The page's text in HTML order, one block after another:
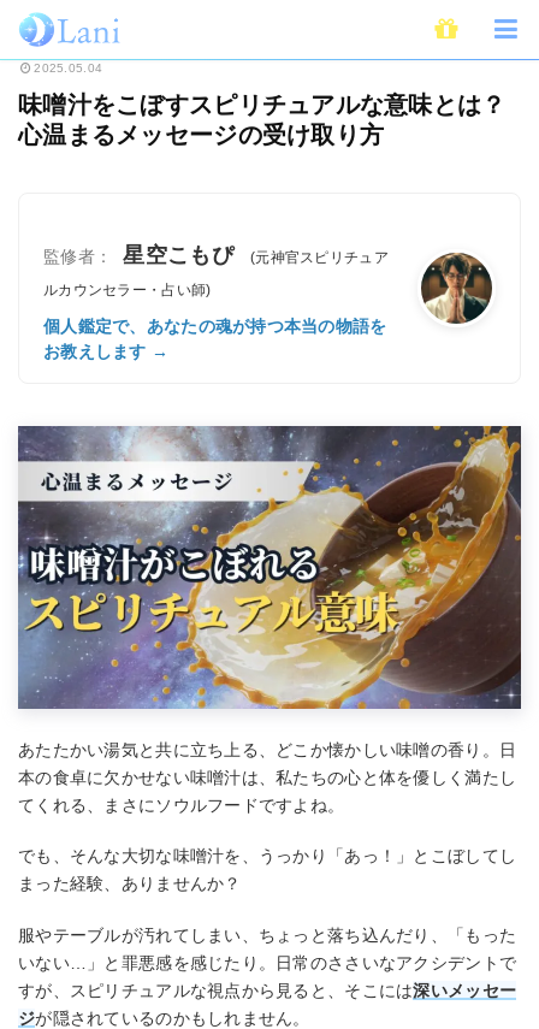
ホーム スピリチュアル 味噌汁をこぼすスピリチュアルな意味とは？心温
2025.05.04
味噌汁をこぼすスピリチュアルな意味とは？
心温まるメッセージの受け取り方
監修者： 星空こもぴ
(元神官スピリチュア
ルカウンセラー・占い師)
個人鑑定で、あなたの魂が持つ本当の物語を
お教えします →
あたたかい湯気と共に立ち上る、どこか懐かしい味噌の香り。日
本の食卓に欠かせない味噌汁は、私たちの心と体を優しく満たし
てくれる、まさにソウルフードですよね。
でも、そんな大切な味噌汁を、うっかり「あっ！」とこぼしてし
まった経験、ありませんか？
服やテーブルが汚れてしまい、ちょっと落ち込んだり、「もった
いない…」と罪悪感を感じたり。日常のささいなアクシデントで
すが、スピリチュアルな視点から見ると、そこには深いメッセー
ジが隠されているのかもしれません。